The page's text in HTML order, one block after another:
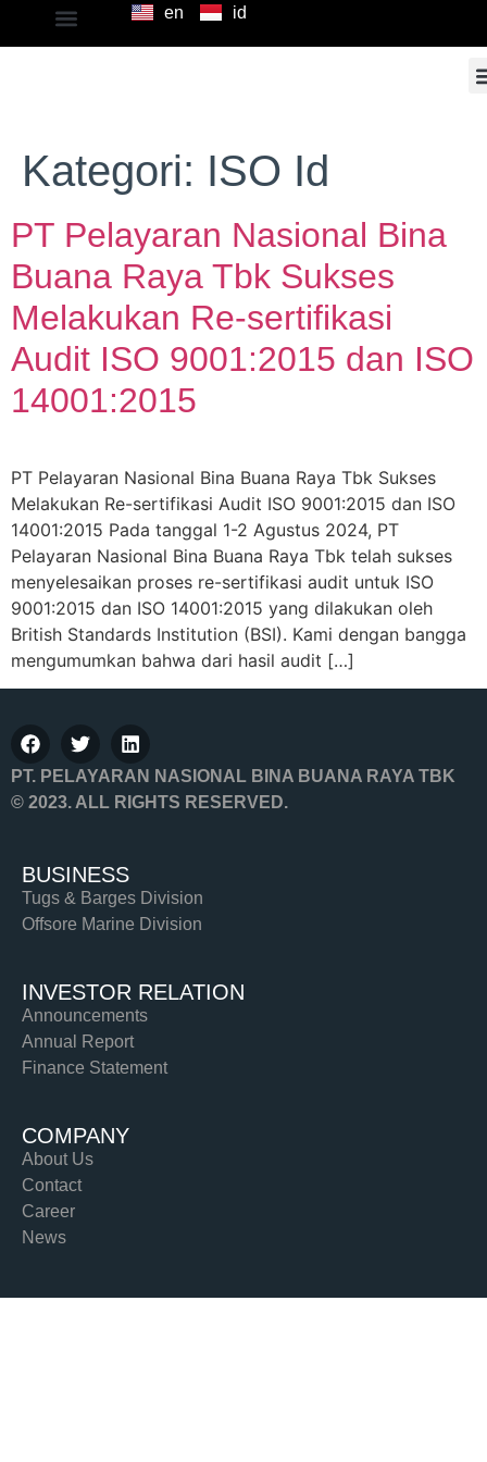
en id
Kategori: ISO Id
PT Pelayaran Nasional Bina
Buana Raya Tbk Sukses
Melakukan Re-sertifikasi
Audit ISO 9001:2015 dan ISO
14001:2015
PT Pelayaran Nasional Bina Buana Raya Tbk Sukses
Melakukan Re-sertifikasi Audit ISO 9001:2015 dan ISO
14001:2015 Pada tanggal 1-2 Agustus 2024, PT
Pelayaran Nasional Bina Buana Raya Tbk telah sukses
menyelesaikan proses re-sertifikasi audit untuk ISO
9001:2015 dan ISO 14001:2015 yang dilakukan oleh
British Standards Institution (BSI). Kami dengan bangga
mengumumkan bahwa dari hasil audit […]
PT. PELAYARAN NASIONAL BINA BUANA RAYA TBK
© 2023. ALL RIGHTS RESERVED.
BUSINESS
Tugs & Barges Division
Offsore Marine Division
INVESTOR RELATION
Announcements
Annual Report
Finance Statement
COMPANY
About Us
Contact
Career
News